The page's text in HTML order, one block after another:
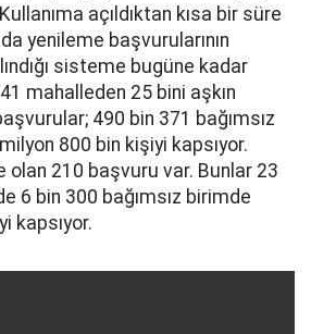
açıldıktan kısa bir süre
yenileme başvurularının
sisteme bugüne kadar
mahalleden 25 bini aşkın
490 bin 371 bağımsız
800 bin kişiyi kapsıyor.
olan 210 başvuru var. Bunlar 23
6 bin 300 bağımsız birimde
kapsıyor.